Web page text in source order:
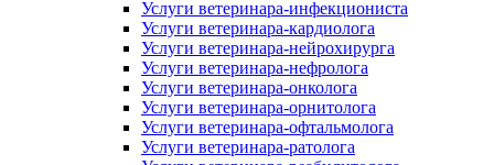
Услуги ветеринара-инфекциониста
Услуги ветеринара-кардиолога
Услуги ветеринара-нейрохирурга
Услуги ветеринара-нефролога
Услуги ветеринара-онколога
Услуги ветеринара-орнитолога
Услуги ветеринара-офтальмолога
Услуги ветеринара-ратолога